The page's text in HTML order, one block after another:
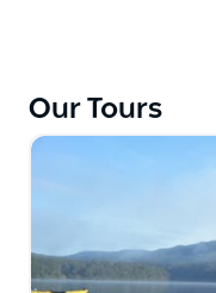
machen Sie sich für
Sehen Sie viele
genießen Sie einfach
Unterkünften von
Hampden Cottage
Our Tours